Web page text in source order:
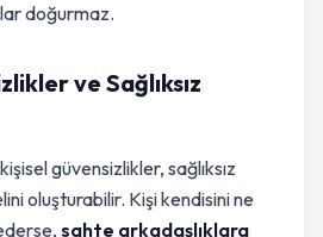
doğurmaz.
ve Sağlıksız
güvensizlikler, sağlıksız
oluşturabilir. Kişi kendisini ne
sahte arkadaşlıklara